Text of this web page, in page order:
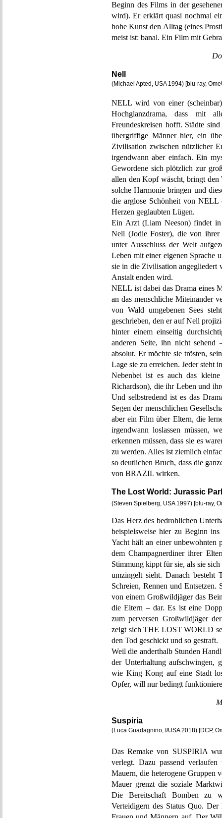
Beginn des Films in der
wird). Er erklärt quasi nochmal
hohe Kunst den Alltag (eines
meist ist: banal. Ein Film mit
Nell
(Michael Apted, USA 1994) [blu-ray,
NELL wird von einer
Hochglanzdrama, dass mit
Freundeskreisen hofft. Städte
übergriffige Männer hier, ein
Zivilisation zwischen nützlicher
irgendwann aber einfach. Ein
Gewordene sich plötzlich zur
allen den Kopf wäscht, bringt
solche Harmonie bringen und
die arglose Schönheit von NELL
Herzen geglaubten Lügen.
Ein Arzt (Liam Neeson) findet in
Nell (Jodie Foster), die von
unter Ausschluss der Welt
Leben mit einer eigenen Sprache
sie in die Zivilisation angegliedert
Anstalt enden wird.
NELL ist dabei das Drama eines
an das menschliche Miteinander
von Wald umgebenen Sees
geschrieben, den er auf Nell
hinter einem einseitig
anderen Seite, ihn nicht sehend
absolut. Er möchte sie trösten,
Lage sie zu erreichen. Jeder steht
Nebenbei ist es auch das kleine
Richardson), die ihr Leben und
Und selbstredend ist es das
Segen der menschlichen
aber ein Film über Eltern, die
irgendwann loslassen müssen,
erkennen müssen, dass sie es
zu werden. Alles ist ziemlich
so deutlichen Bruch, dass die
von BRAZIL wirken.
The Lost World: Jurassic
(Steven Spielberg, USA 1997) [blu-ray,
Das Herz des bedrohlichen
beispielsweise hier zu Beginn
Yacht hält an einer unbewohnten
dem Champagnerdiner ihrer
Stimmung kippt für sie, als sie
umzingelt sieht. Danach
Schreien, Rennen und
von einem Großwildjäger das
die Eltern – dar. Es ist eine
zum perversen Großwildjäger
zeigt sich THE LOST WORLD
den Tod geschickt und so gestraft.
Weil die anderthalb Stunden
der Unterhaltung aufschwingen,
wie King Kong auf eine Stadt
Opfer, will nur bedingt
Suspiria
(Luca Guadagnino, I/USA 2018) [DCP,
Das Remake von SUSPIRIA
verlegt. Dazu passend
Mauern, die heterogene Gruppen
Mauer grenzt die soziale
Die Bereitschaft Bomben zu
Verteidigern des Status Quo.